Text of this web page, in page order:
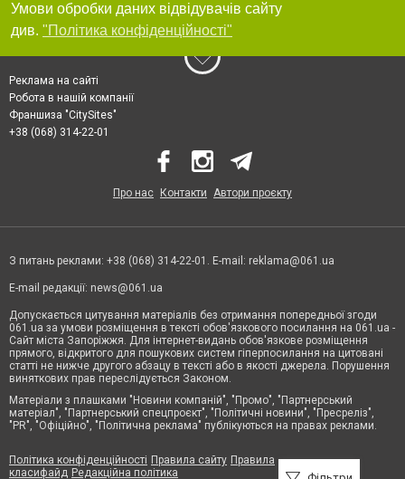
Умови обробки даних відвідувачів сайту
див. "Політика конфіденційності"
Реклама на сайті
Робота в нашій компанії
Франшиза "CitySites"
+38 (068) 314-22-01
Про нас Контакти Автори проєкту
З питань реклами: +38 (068) 314-22-01. E-mail: reklama@061.ua
E-mail редакції: news@061.ua
Допускається цитування матеріалів без отримання попередньої згоди
061.ua за умови розміщення в тексті обов'язкового посилання на 061.ua -
Сайт міста Запоріжжя. Для інтернет-видань обов'язкове розміщення
прямого, відкритого для пошукових систем гіперпосилання на цитовані
статті не нижче другого абзацу в тексті або в якості джерела. Порушення
виняткових прав переслідується Законом.
Матеріали з плашками "Новини компаній", "Промо", "Партнерський
матеріал", "Партнерський спецпроєкт", "Політичні новини", "Пресреліз",
"PR", "Офіційно", "Політична реклама" публікуються на правах реклами.
Політика конфіденційності Правила сайту Правила
класифайд Редакційна політика